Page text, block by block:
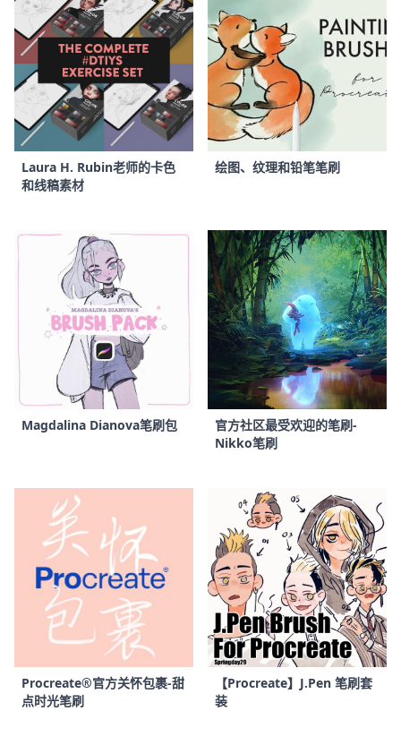
Laura H. Rubin老师的卡色
和线稿素材
绘图、纹理和铅笔笔刷
Magdalina Dianova笔刷包
官方社区最受欢迎的笔刷-
Nikko笔刷
Procreate®官方关怀包裹-甜
点时光笔刷
【Procreate】J.Pen 笔刷套
装